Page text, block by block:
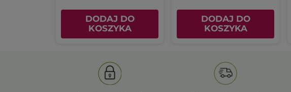
DODAJ DO
KOSZYKA
DODAJ DO
KOSZYKA